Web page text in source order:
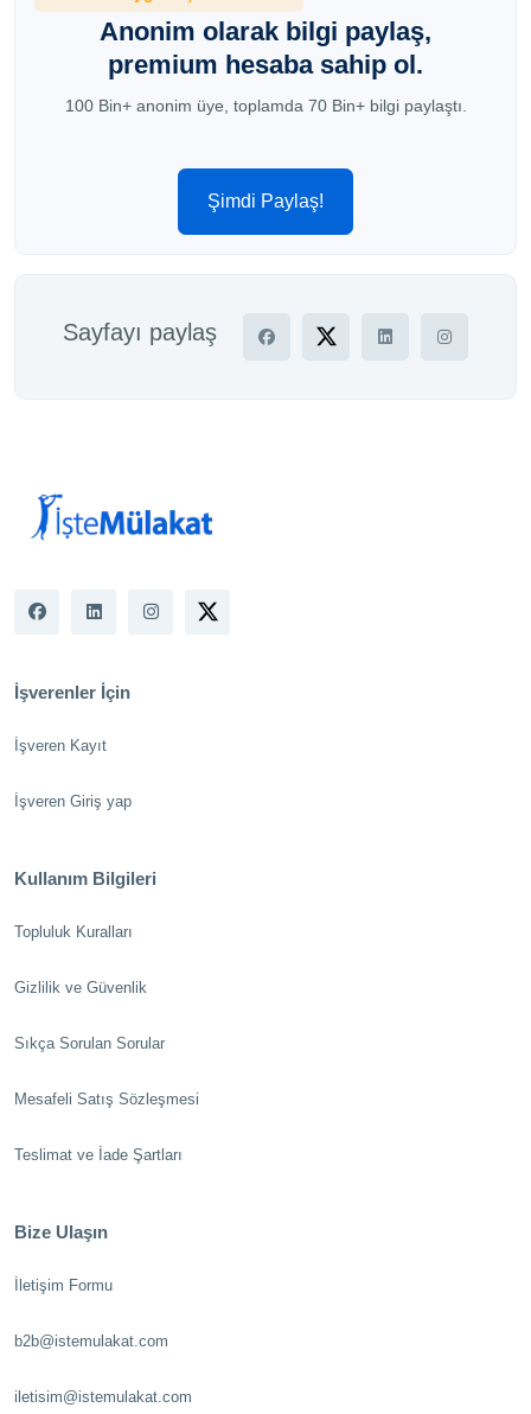
Anonim olarak bilgi paylaş,
premium hesaba sahip ol.
100 Bin+ anonim üye, toplamda 70 Bin+ bilgi paylaştı.
Şimdi Paylaş!
Sayfayı paylaş
İşverenler İçin
İşveren Kayıt
İşveren Giriş yap
Kullanım Bilgileri
Topluluk Kuralları
Gizlilik ve Güvenlik
Sıkça Sorulan Sorular
Mesafeli Satış Sözleşmesi
Teslimat ve İade Şartları
Bize Ulaşın
İletişim Formu
b2b@istemulakat.com
iletisim@istemulakat.com